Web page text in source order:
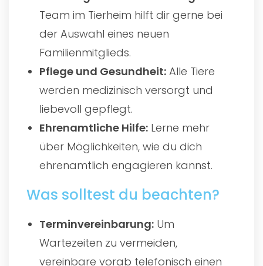
Team im Tierheim hilft dir gerne bei
der Auswahl eines neuen
Familienmitglieds.
Pflege und Gesundheit: Alle Tiere
werden medizinisch versorgt und
liebevoll gepflegt.
Ehrenamtliche Hilfe: Lerne mehr
über Möglichkeiten, wie du dich
ehrenamtlich engagieren kannst.
Was solltest du beachten?
Terminvereinbarung: Um
Wartezeiten zu vermeiden,
vereinbare vorab telefonisch einen